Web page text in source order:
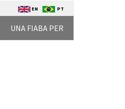
EN PT
UNA FIABA PER